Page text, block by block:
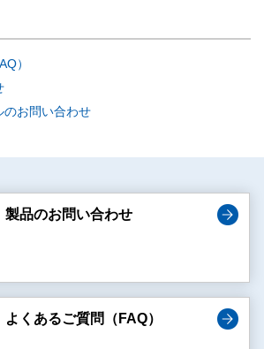
）
のお問い合わせ
製品のお問い合わせ
よくあるご質問（FAQ）